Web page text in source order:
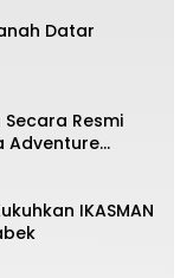
Datar
Resmi
Adventure
IKASMAN